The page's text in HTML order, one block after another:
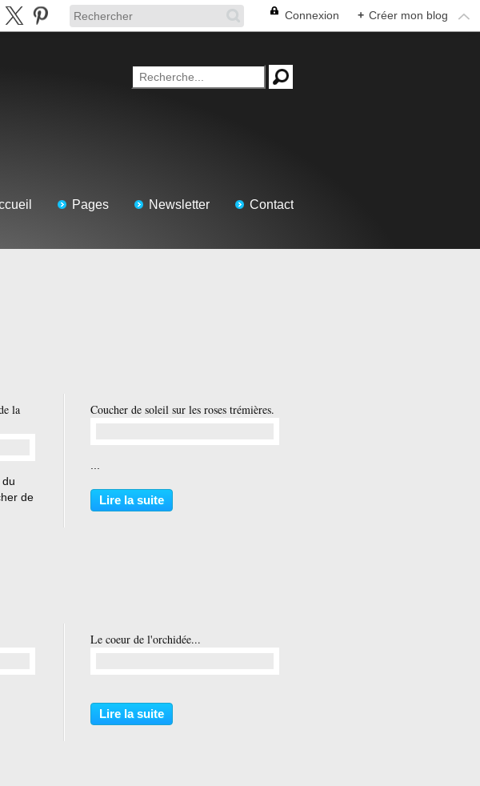
Connexion + Créer mon blog
Pages Newsletter Contact
la
de
Coucher de soleil sur les roses trémières.
Lire la suite
Le coeur de l'orchidée...
Lire la suite